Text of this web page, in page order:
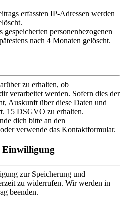
erfassten IP-Adressen werden
personenbezogenen
nach 4 Monaten gelöscht.
zu erhalten, ob
verarbeitet werden. Sofern dies der
Auskunft über diese Daten und
15 DSGVO zu erhalten.
dich bitte an den
verwende das Kontaktformular.
Einwilligung
zur Speicherung und
zu widerrufen. Wir werden in
beenden.